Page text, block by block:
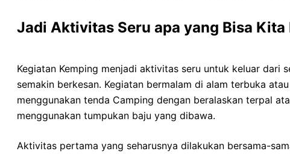
Jadi Aktivitas Seru apa yang Bisa Kita
Kegiatan Kemping menjadi aktivitas seru untuk keluar dari
semakin berkesan. Kegiatan bermalam di alam terbuka
menggunakan tenda Camping dengan beralaskan terpal
menggunakan tumpukan baju yang dibawa.
Aktivitas pertama yang seharusnya dilakukan bersama-